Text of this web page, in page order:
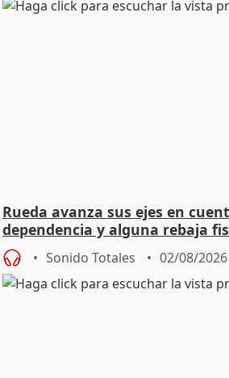
Rueda avanza sus ejes en
dependencia y alguna rebaja
vivienda
Sonido Totales 02/08/2026